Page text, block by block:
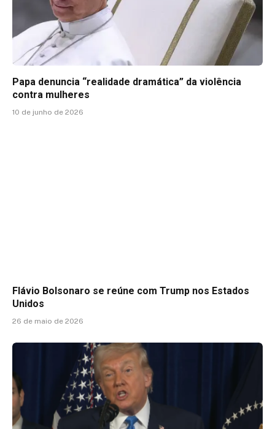
Papa denuncia “realidade dramática” da violência
contra mulheres
10 de junho de 2026
Flávio Bolsonaro se reúne com Trump nos Estados
Unidos
26 de maio de 2026